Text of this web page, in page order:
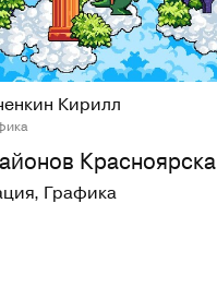
Кирилл
Красноярска
, Графика